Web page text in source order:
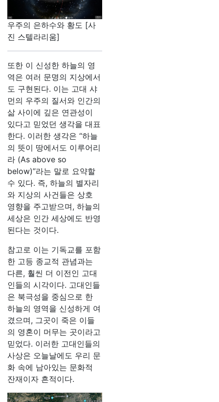
우주의 은하수와 황도 [사
진 스텔라리움]
또한 이 신성한 하늘의 영
역은 여러 문명의 지상에서
도 구현된다. 이는 고대 샤
먼의 우주의 질서와 인간의
삶 사이에 깊은 연관성이
있다고 믿었던 생각을 대표
한다. 이러한 생각은 “하늘
의 뜻이 땅에서도 이루어리
라 (As above so
below)”라는 말로 요약할
수 있다. 즉, 하늘의 별자리
와 지상의 사건들은 상호
영향을 주고받으며, 하늘의
세상은 인간 세상에도 반영
된다는 것이다.
참고로 이는 기독교를 포함
한 고등 종교적 관념과는
다른, 훨씬 더 이전인 고대
인들의 시각이다. 고대인들
은 북극성을 중심으로 한
하늘의 영역을 신성하게 여
겼으며, 그곳이 죽은 이들
의 영혼이 머무는 곳이라고
믿었다. 이러한 고대인들의
사상은 오늘날에도 우리 문
화 속에 남아있는 문화적
잔재이자 흔적이다.